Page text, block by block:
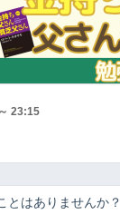
23:15
とはありませんか？